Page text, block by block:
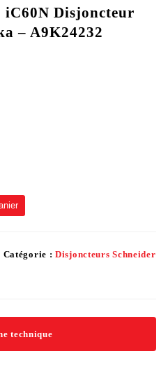
iC60N Disjoncteur
– A9K24232
Catégorie :Disjoncteurs Schneider
technique